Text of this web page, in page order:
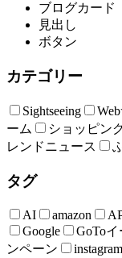
ブログカード
見出し
ボタン
カテゴリー
Sightseeing
ーム
ショッピン
レンドニュース
タグ
AI amazon
Google
GoTo
ンペーン
instagram